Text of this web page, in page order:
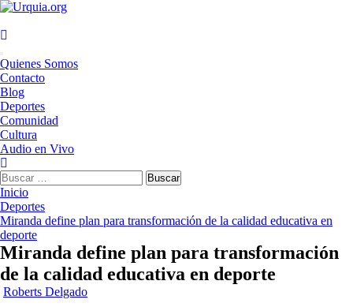
Saltar
contenido
Menú
principal
Quienes Somos
Contacto
Blog
Deportes
Comunidad
Cultura
Audio en Vivo
Buscar:
Inicio
Deportes
Miranda define plan para transformación de la calidad educativa en
deporte
Miranda define plan para transformación
de la calidad educativa en deporte
Roberts Delgado